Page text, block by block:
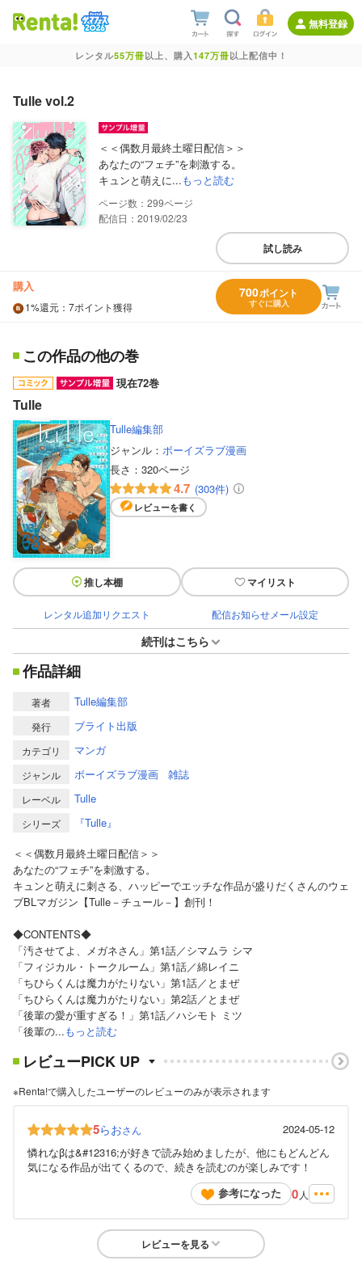
無料登録
レンタル55万冊以上、購入147万冊以上配信中！
Tulle vol.2
＜＜偶数月最終土曜日配信＞＞
あなたの“フェチ”を刺激する。
キュンと萌えに...もっと読む
299
配信日：2019/02/23
試し読み
購入
1%還元 ：7ポイント獲得
700ポイント
すぐに購入
この作品の他の巻
現在72巻
Tulle
Tulle編集部
ジャンル： ボーイズラブ漫画
長さ： 320ページ
4.7 (303件)
レビューを書く
推し本棚 マイリスト
レンタル追加リクエスト 配信お知らせメール設定
続刊はこちら
作品詳細
著者 Tulle編集部
発行 ブライト出版
カテゴリ マンガ
ジャンル ボーイズラブ漫画 雑誌
レーベル Tulle
シリーズ
『Tulle』
＜＜偶数月最終土曜日配信＞＞
あなたの“フェチ”を刺激する。
キュンと萌えに刺さる、ハッピーでエッチな作品が盛りだくさんのウェ
ブBLマガジン【Tulle－チュール－】創刊！
◆CONTENTS◆
「汚させてよ、メガネさん」第1話／シマムラ シマ
「フィジカル・トークルーム」第1話／綿レイニ
「ちひらくんは魔力がたりない」第1話／とまぜ
「ちひらくんは魔力がたりない」第2話／とまぜ
「後輩の愛が重すぎる！」第1話／ハシモト ミツ
「後輩の...もっと読む
レビューPICK UP
※Renta!で購入したユーザーのレビューのみが表示されます
5らおさん
2024-05-12
憐れなβは&#12316;が好きで読み始めましたが、他にもどんどん
気になる作品が出てくるので、続きを読むのが楽しみです！
参考になった
0 人
レビューを見る